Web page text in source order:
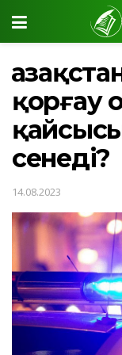
қорғау
сенеді?
14.08.2023